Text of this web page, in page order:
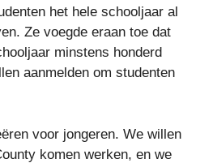
het hele schooljaar al
Ze voegde eraan toe dat
minstens honderd
aanmelden om studenten
voor jongeren. We willen
komen werken, en we